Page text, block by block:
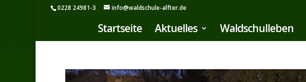
0228 24981-3 info@waldschule-alfter.de
Startseite Aktuelles Waldschulleben